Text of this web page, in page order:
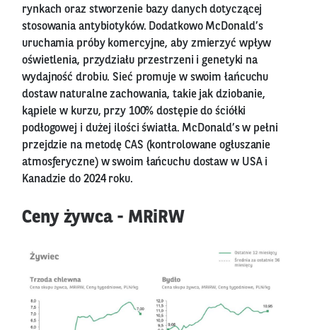
rynkach oraz stworzenie bazy danych dotyczącej
stosowania antybiotyków. Dodatkowo McDonald’s
uruchamia próby komercyjne, aby zmierzyć wpływ
oświetlenia, przydziału przestrzeni i genetyki na
wydajność drobiu. Sieć promuje w swoim łańcuchu
dostaw naturalne zachowania, takie jak dziobanie,
kąpiele w kurzu, przy 100% dostępie do ściółki
podłogowej i dużej ilości światła. McDonald’s w pełni
przejdzie na metodę CAS (kontrolowane ogłuszanie
atmosferyczne) w swoim łańcuchu dostaw w USA i
Kanadzie do 2024 roku.
Ceny żywca - MRiRW